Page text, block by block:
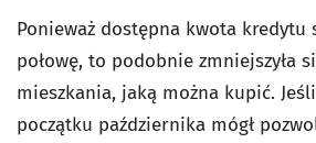
Ponieważ dostępna kwota kredytu
połowę, to podobnie zmniejszyła
mieszkania, jaką można kupić.
początku października mógł